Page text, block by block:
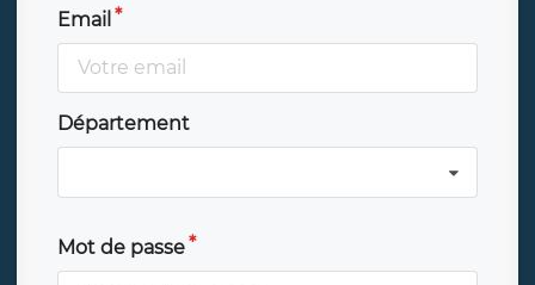
Email
Département
Mot de passe